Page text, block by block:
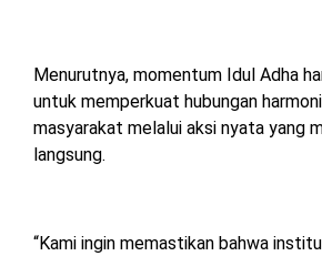
INFO
PERIKLANAN
KEBIJAKAN
PRIVASI
SOSIAL
MEDIA
PEDOMAN
MEDIA
REDAKSI
TENTANG
KAMI
Menurutnya, momentum Idul Adha
untuk memperkuat hubungan
masyarakat melalui aksi nyata yang
langsung.
“Kami ingin memastikan bahwa